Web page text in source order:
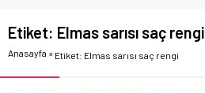
Etiket: Elmas sarısı saç rengi
Anasayfa » Etiket: Elmas sarısı saç rengi